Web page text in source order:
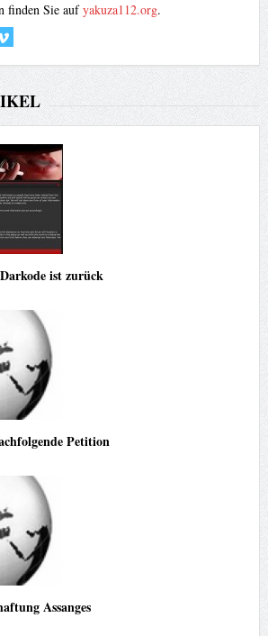
finden Sie aufyakuza112.org.
ist zurück
Petition
Assanges